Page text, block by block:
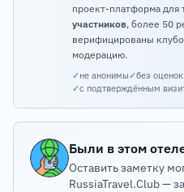
проект-платформа для
участников, более 50
верифицированы
модерацию.
✓не анонимы✓без
✓с подтверждённым
Были в этом
Оставить заметку
RussiaTravel.Club —